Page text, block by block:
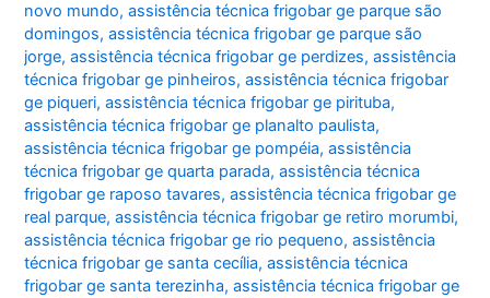
novo mundo,assistência técnica frigobar ge parque são
domingos,assistência técnica frigobar ge parque são
jorge,assistência técnica frigobar ge perdizes,assistência
técnica frigobar ge pinheiros,assistência técnica frigobar
ge piqueri,assistência técnica frigobar ge pirituba,
assistência técnica frigobar ge planalto paulista,
assistência técnica frigobar ge pompéia,assistência
técnica frigobar ge quarta parada,assistência técnica
frigobar ge raposo tavares,assistência técnica frigobar ge
real parque,assistência técnica frigobar ge retiro morumbi,
assistência técnica frigobar ge rio pequeno,assistência
técnica frigobar ge santa cecília,assistência técnica
frigobar ge santa terezinha,assistência técnica frigobar ge